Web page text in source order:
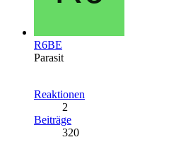
R6BE
Parasit
Reaktionen
2
Beiträge
320